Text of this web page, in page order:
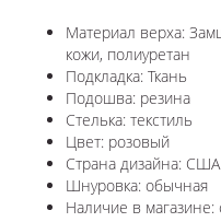
Материал верха:
кожи, полиуретан
Подкладка: Ткань
Подошва: резина
Стелька: текстиль
Цвет: розовый
Страна дизайна: США
Шнуровка: обычная
Наличие в магазине: